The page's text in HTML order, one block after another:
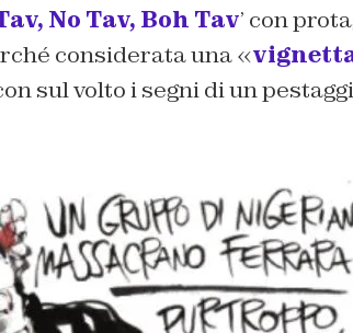
No Tav, Boh Tav’ con
considerata una «
sul volto i segni di un